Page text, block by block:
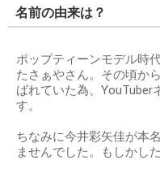
名前の由来は？
ポップティーンモデル時
たさぁやさん。その頃か
ばれていた為、YouTuber
す。
ちなみに今井彩矢佳が本
ませんでした。もしかし